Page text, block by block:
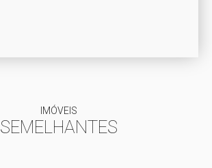
IMÓVEIS
SEMELHANTES